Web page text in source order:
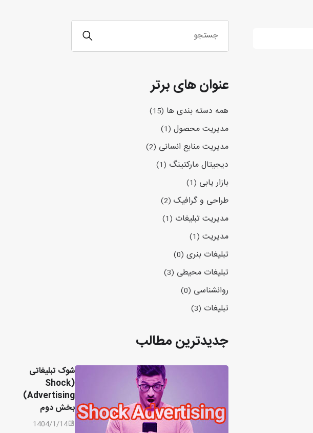
عنوان های برتر
همه دسته بندی ها (15)
مدیریت محصول (1)
مدیریت منابع انسانی (2)
دیجیتال مارکتینگ (1)
بازار یابی (1)
طراحی و گرافیک (2)
مدیریت تبلیغات (1)
مدیریت (1)
تبلیغات بنری (0)
تبلیغات محیطی (3)
روانشناسی (0)
تبلیغات (3)
جدیدترین مطالب
شوک تبلیغاتی
(Shock
Advertising)
بخش دوم
1404/1/14